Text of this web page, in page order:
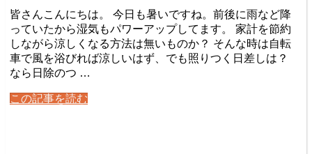
皆さんこんにちは。 今日も暑いですね。前後に雨など降
っていたから湿気もパワーアップしてます。 家計を節約
しながら涼しくなる方法は無いものか？ そんな時は自転
車で風を浴びれば涼しいはず、でも照りつく日差しは？
なら日除のつ …
この記事を読む